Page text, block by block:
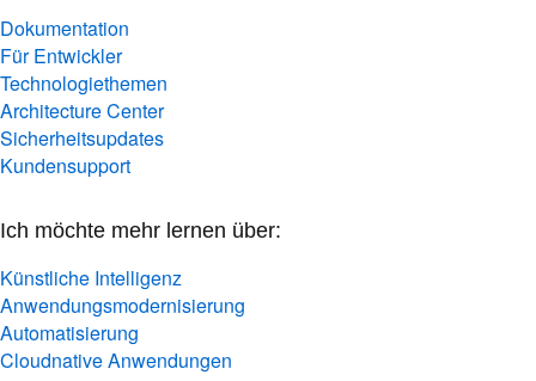
Dokumentation
Für Entwickler
Technologiethemen
Architecture Center
Sicherheitsupdates
Kundensupport
Ich möchte mehr lernen über:
Künstliche Intelligenz
Anwendungsmodernisierung
Automatisierung
Cloudnative Anwendungen